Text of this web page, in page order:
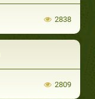
2838
2809